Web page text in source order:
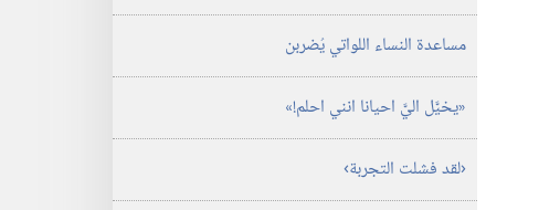
مساعدة النساء اللواتي يُضربن
‏«يخيَّل اليَّ احيانا انني احلم!‏»‏
‏‹لقد فشلت التجربة›‏